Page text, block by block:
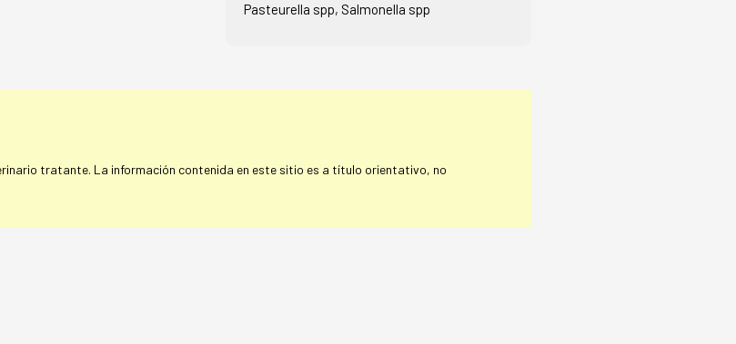
Pasteurella spp, Salmonella spp
tratante. La información contenida en este sitio es a título orientativo, no